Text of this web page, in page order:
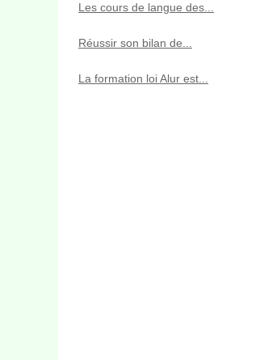
Les cours de langue des...
Réussir son bilan de...
La formation loi Alur est...